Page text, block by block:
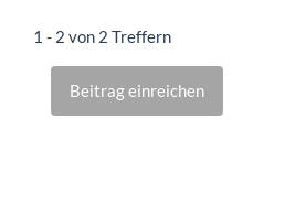
1 - 2 von 2 Treffern
Beitrag einreichen